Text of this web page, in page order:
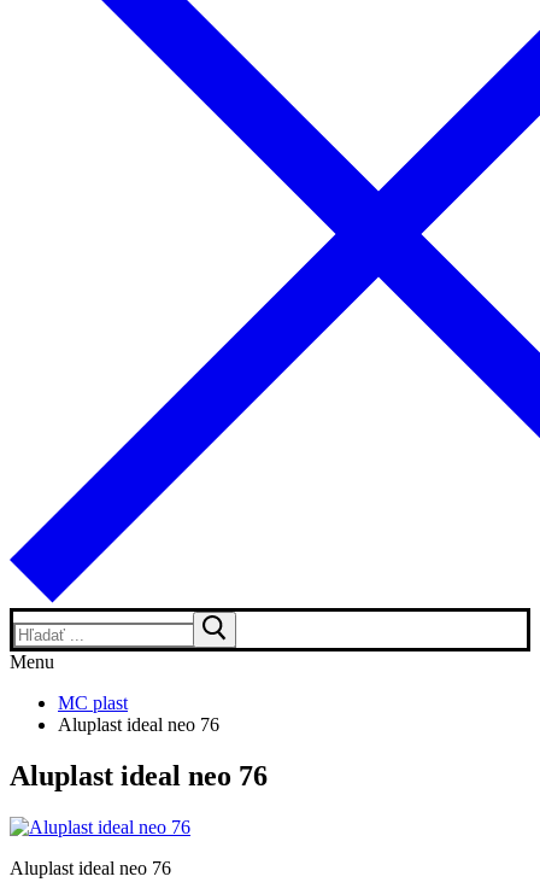
Hľadať:
Menu
MC plast
Aluplast ideal neo 76
Aluplast ideal neo 76
Aluplast ideal neo 76